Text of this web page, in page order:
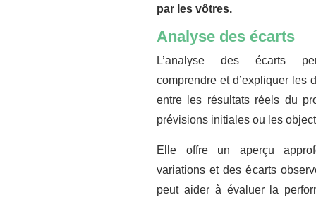
par les vôtres.
Analyse des écarts
L’analyse des écarts
comprendre et d’expliquer les
entre les résultats réels du
prévisions initiales ou les
Elle offre un aperçu
variations et des écarts
peut aider à évaluer la